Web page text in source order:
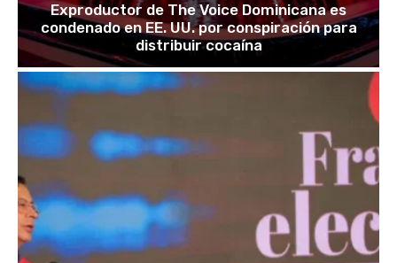
Exproductor de The Voice Dominicana es
condenado en EE. UU. por conspiración para
distribuir cocaína